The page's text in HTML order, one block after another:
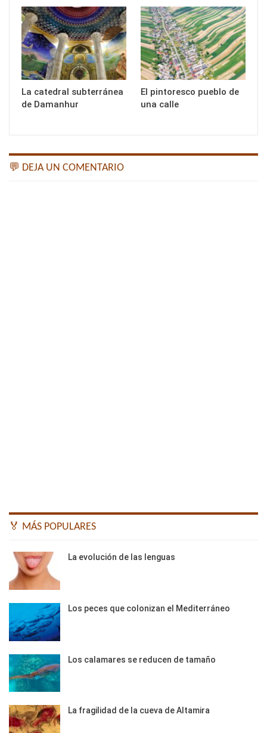
La catedral subterránea
de Damanhur
El pintoresco pueblo de
una calle
💬 DEJA UN COMENTARIO
🏅 MÁS POPULARES
La evolución de las lenguas
Los peces que colonizan el Mediterráneo
Los calamares se reducen de tamaño
La fragilidad de la cueva de Altamira